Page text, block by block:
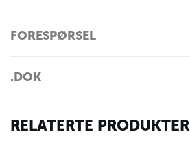
FORESPØRSEL
.DOK
RELATERTE PRODUKTER